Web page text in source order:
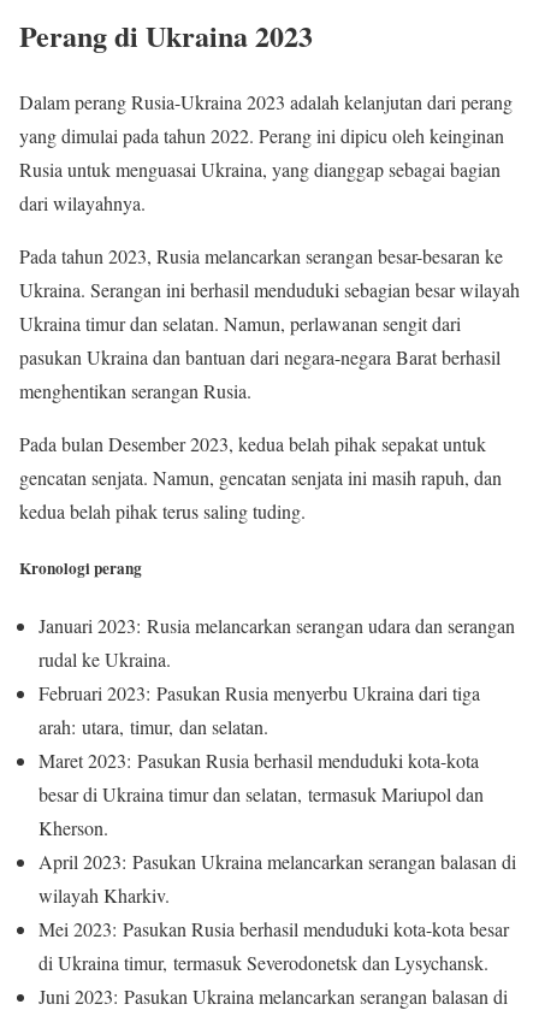
Perang di Ukraina 2023
Dalam perang Rusia-Ukraina 2023 adalah kelanjutan dari perang
yang dimulai pada tahun 2022. Perang ini dipicu oleh keinginan
Rusia untuk menguasai Ukraina, yang dianggap sebagai bagian
dari wilayahnya.
Pada tahun 2023, Rusia melancarkan serangan besar-besaran ke
Ukraina. Serangan ini berhasil menduduki sebagian besar wilayah
Ukraina timur dan selatan. Namun, perlawanan sengit dari
pasukan Ukraina dan bantuan dari negara-negara Barat berhasil
menghentikan serangan Rusia.
Pada bulan Desember 2023, kedua belah pihak sepakat untuk
gencatan senjata. Namun, gencatan senjata ini masih rapuh, dan
kedua belah pihak terus saling tuding.
Kronologi perang
Januari 2023: Rusia melancarkan serangan udara dan serangan
rudal ke Ukraina.
Februari 2023: Pasukan Rusia menyerbu Ukraina dari tiga
arah: utara, timur, dan selatan.
Maret 2023: Pasukan Rusia berhasil menduduki kota-kota
besar di Ukraina timur dan selatan, termasuk Mariupol dan
Kherson.
April 2023: Pasukan Ukraina melancarkan serangan balasan di
wilayah Kharkiv.
Mei 2023: Pasukan Rusia berhasil menduduki kota-kota besar
di Ukraina timur, termasuk Severodonetsk dan Lysychansk.
Juni 2023: Pasukan Ukraina melancarkan serangan balasan di